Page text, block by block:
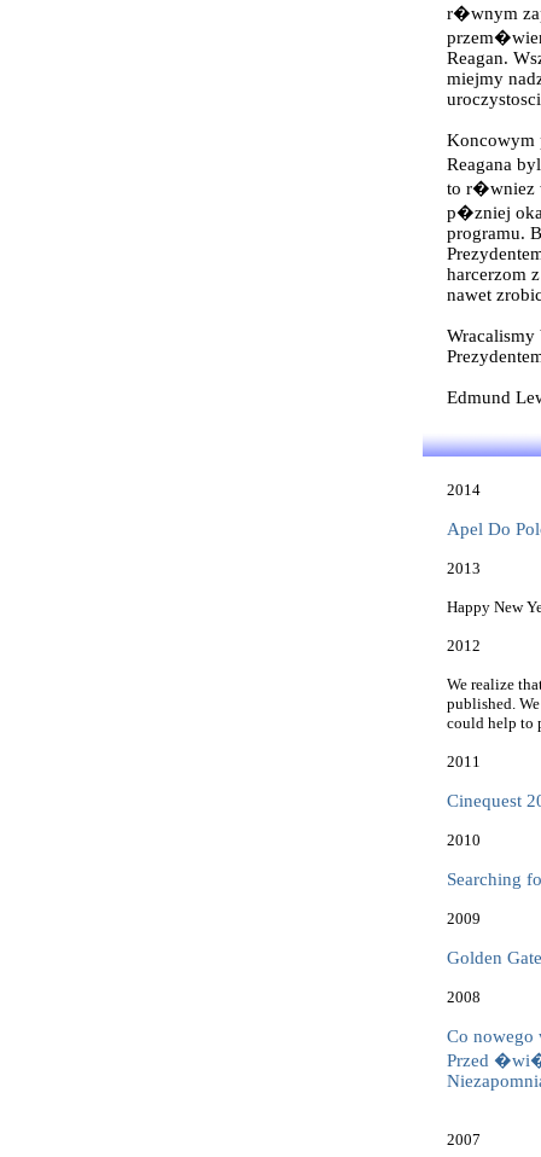
r�wnym
Reagan.
miejmy
Koncowym
Reagana
to r�wniez
p�zniej
programu.
harcerzom
nawet
Wracalismy
Edmund
2014
Apel Do
2013
Happy New
2012
We realize
published.
could help to
2011
Cinequest
2010
Searching
2009
Golden
2008
Co nowego
Przed
2007